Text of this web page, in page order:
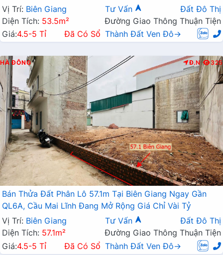
Vị Trí: Biên Giang Tư Vấn
Đất Đô Thị
Diện Tích: 53.5m²
Đường Giao Thông Thuận Tiện
Giá:4.5-5 Tỉ Đã Có Sổ Thành Đất Ven Đô→
HÀ ĐÔNG Đ.N 325
Bán Thửa Đất Phân Lô 57.1m Tại Biên Giang Ngay Gần
QL6A, Cầu Mai Lĩnh Đang Mở Rộng Giá Chỉ Vài Tỷ
Vị Trí: Biên Giang Tư Vấn
Đất Đô Thị
Diện Tích: 57.1m²
Đường Giao Thông Thuận Tiện
Giá:4.5-5 Tỉ Đã Có Sổ Thành Đất Ven Đô→